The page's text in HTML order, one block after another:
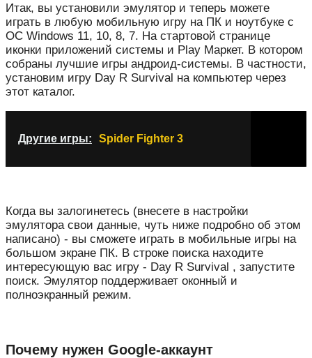
Итак, вы установили эмулятор и теперь можете
играть в любую мобильную игру на ПК и ноутбуке с
ОС Windows 11, 10, 8, 7. На стартовой странице
иконки приложений системы и Play Маркет. В котором
собраны лучшие игры андроид-системы. В частности,
установим игру Day R Survival на компьютер через
этот каталог.
Другие игры: Spider Fighter 3
Когда вы залогинетесь (внесете в настройки
эмулятора свои данные, чуть ниже подробно об этом
написано) - вы сможете играть в мобильные игры на
большом экране ПК. В строке поиска находите
интересующую вас игру - Day R Survival , запустите
поиск. Эмулятор поддерживает оконный и
полноэкранный режим.
Почему нужен Google-аккаунт